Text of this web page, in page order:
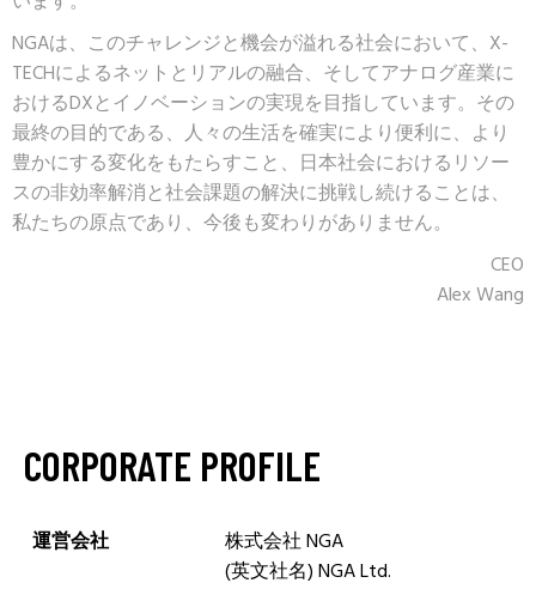
NGAは、このチャレンジと機会が溢れる社会において、X-
TECHによるネットとリアルの融合、そしてアナログ産業に
おけるDXとイノベーションの実現を目指しています。その
最終の目的である、人々の生活を確実により便利に、より
豊かにする変化をもたらすこと、日本社会におけるリソー
スの非効率解消と社会課題の解決に挑戦し続けることは、
私たちの原点であり、今後も変わりがありません。
CEO
Alex Wang
CORPORATE PROFILE
運営会社
株式会社 NGA
(英文社名) NGA Ltd.